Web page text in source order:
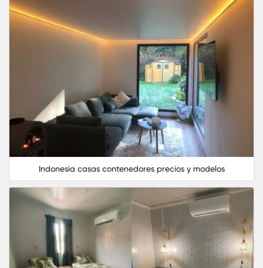
Indonesia casas contenedores precios y modelos